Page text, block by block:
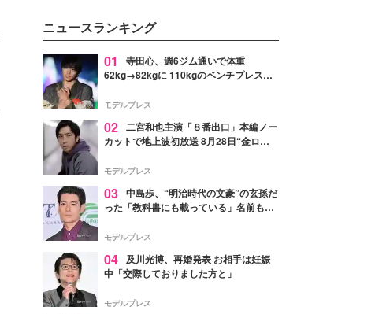
して、“髪そのものの美しさ”に改
めて注目する人が増えている様
子。今回は、そんな憧れの艶やか
な髪を日常で叶える、美容好きの
ます。
ニュースランキング
01
寺田心、週6ジム通いで体重
62kg→82kgに 110kgのベンチプレス持
「かっこいい」と反響
モデルプレス
02 二宮和也主演「８番出口」本編ノー
カットで地上波初放送 8月28日“金ロ
モデルプレス
03 中島歩、“明治時代の文豪”の玄孫だ
った「教科書にも載っている」名前も先
モデルプレス
04 及川光博、再婚発表 お相手は妊娠
中「交際しておりました方と」
モデルプレス